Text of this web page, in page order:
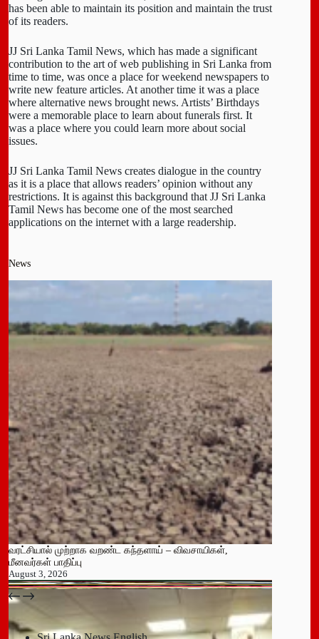
has been able to maintain its position and maintain the trust
of its readers.
JJ Sri Lanka Tamil News, which has made a significant
contribution to the art of web publishing in Sri Lanka from
time to time, was once a place for weekend newspapers to
write new feature articles. At another time it was a place
where alternative news brought news. Artists’ Birthdays
were a memorable place to learn about funerals first. It
was a place where you could learn more about social
issues.
JJ Sri Lanka Tamil News creates dialogue in the country
as it is a place that allows readers’ opinion without any
restrictions. It is against this background that JJ Sri Lanka
Tamil News has become one of the most searched
applications on the internet with a large readership.
News
வரட்சியால் முற்றாக வறண்ட கந்தளாய் – விவசாயிகள்,
மீனவர்கள் பாதிப்பு
August 3, 2026
பதுளை மாநகர சபையின் NPP உறுப்பினர் திடீர் ராஜினாமா!
July 14, 2026